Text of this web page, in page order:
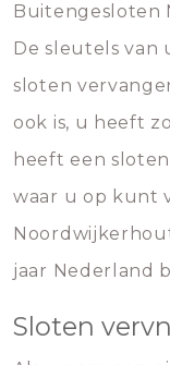
Buitengesloten
De sleutels van
sloten
ook is, u heeft
heeft een
waar u op kunt
jaar Nederland
Sloten